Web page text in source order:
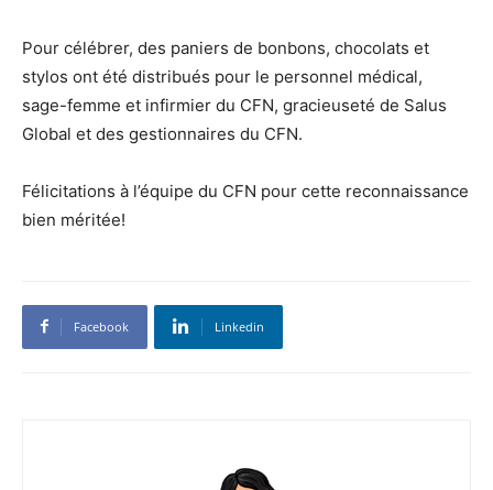
Pour célébrer, des paniers de bonbons, chocolats et
stylos ont été distribués pour le personnel médical,
sage-femme et infirmier du CFN, gracieuseté de Salus
Global et des gestionnaires du CFN.
Félicitations à l’équipe du CFN pour cette reconnaissance
bien méritée!
Facebook Linkedin